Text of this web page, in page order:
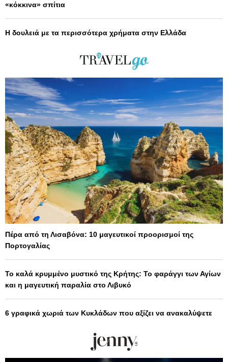
«κόκκινα» σπίτια
Η δουλειά με τα περισσότερα χρήματα στην Ελλάδα
Πέρα από τη Λισαβόνα: 10 μαγευτικοί προορισμοί της
Πορτογαλίας
Το καλά κρυμμένο μυστικό της Κρήτης: Το φαράγγι των Αγίων
και η μαγευτική παραλία στο Λιβυκό
6 γραφικά χωριά των Κυκλάδων που αξίζει να ανακαλύψετε